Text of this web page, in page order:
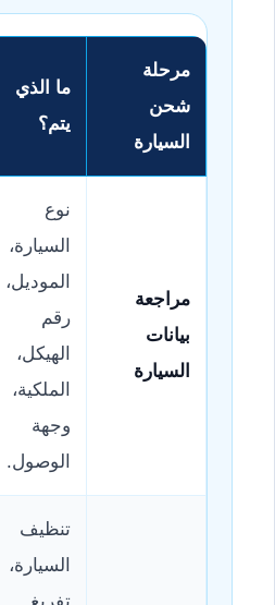
مرحلة
شحن
السيارة
ما الذي
يتم؟
مراجعة
بيانات
السيارة
نوع
السيارة،
الموديل،
رقم
الهيكل،
الملكية،
وجهة
الوصول.
تنظيف
السيارة،
تفريغ